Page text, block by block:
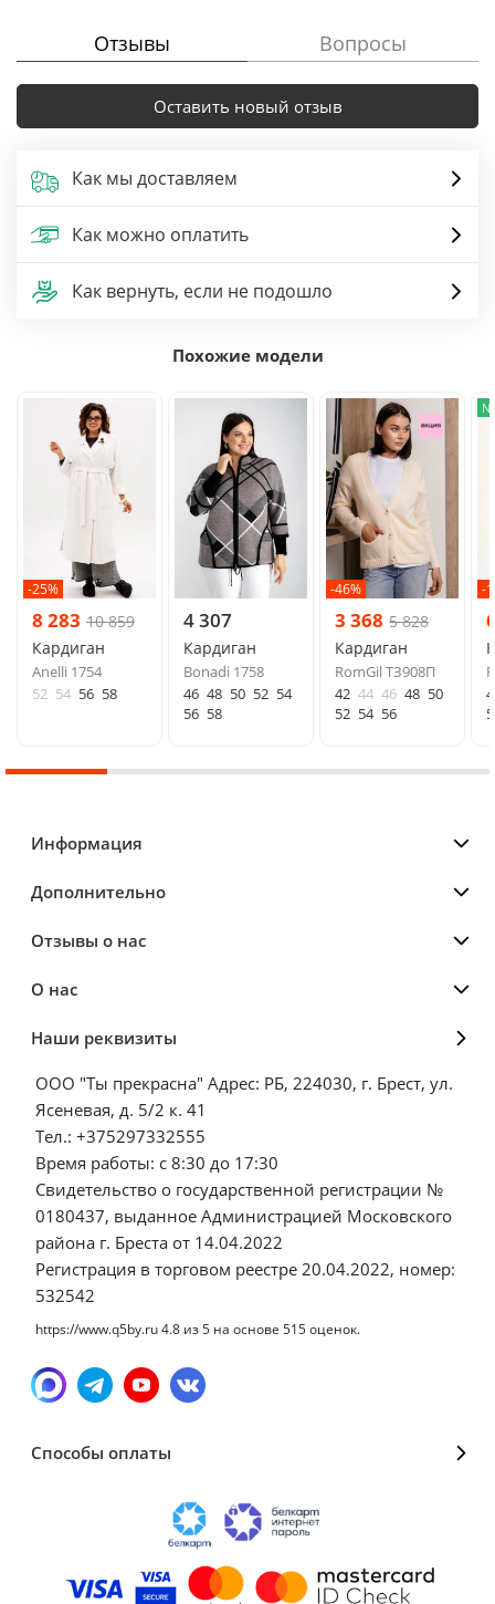
Отзывы Вопросы
Оставить новый отзыв
Как мы доставляем
Как можно оплатить
Как вернуть, если не подошло
Похожие модели
-25%
8 283 10 859
Кардиган
Anelli 1754
52 54 56 58
4 307
Кардиган
Bonadi 1758
46 48 50 52 54
56 58
-46%
3 368 5 828
Кардиган
RomGil ТЗ908П
42 44 46 48 50
52 54 56
-
Информация
Дополнительно
Отзывы о нас
О нас
Наши реквизиты
ООО "Ты прекрасна" Адрес: РБ, 224030, г. Брест, ул.
Ясеневая, д. 5/2 к. 41
Тел.: +375297332555
Время работы: с 8:30 до 17:30
Свидетельство о государственной регистрации №
0180437, выданное Администрацией Московского
района г. Бреста от 14.04.2022
Регистрация в торговом реестре 20.04.2022, номер:
532542
https://www.q5by.ru4.8 из5 на основе 515оценок.
Способы оплаты